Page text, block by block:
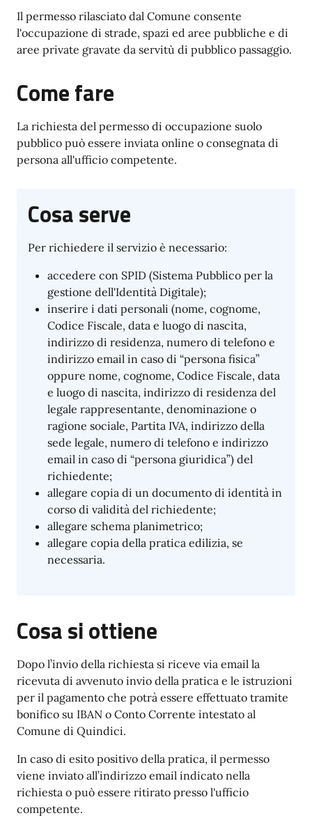
Il permesso rilasciato dal Comune consente
l'occupazione di strade, spazi ed aree pubbliche e di
aree private gravate da servitù di pubblico passaggio.
Come fare
La richiesta del permesso di occupazione suolo
pubblico può essere inviata online o consegnata di
persona all'ufficio competente.
Cosa serve
Per richiedere il servizio è necessario:
accedere con SPID (Sistema Pubblico per la
gestione dell'Identità Digitale);
inserire i dati personali (nome, cognome,
Codice Fiscale, data e luogo di nascita,
indirizzo di residenza, numero di telefono e
indirizzo email in caso di “persona fisica”
oppure nome, cognome, Codice Fiscale, data
e luogo di nascita, indirizzo di residenza del
legale rappresentante, denominazione o
ragione sociale, Partita IVA, indirizzo della
sede legale, numero di telefono e indirizzo
email in caso di “persona giuridica”) del
richiedente;
allegare copia di un documento di identità in
corso di validità del richiedente;
allegare schema planimetrico;
allegare copia della pratica edilizia, se
necessaria.
Cosa si ottiene
Dopo l’invio della richiesta si riceve via email la
ricevuta di avvenuto invio della pratica e le istruzioni
per il pagamento che potrà essere effettuato tramite
bonifico su IBAN o Conto Corrente intestato al
Comune di Quindici.
In caso di esito positivo della pratica, il permesso
viene inviato all’indirizzo email indicato nella
richiesta o può essere ritirato presso l'ufficio
competente.